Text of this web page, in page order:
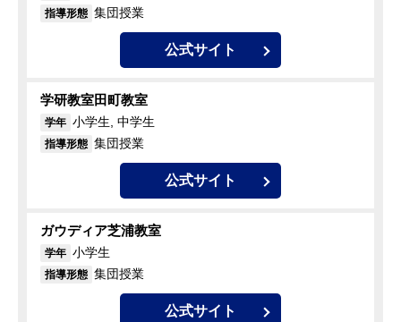
指導形態 集団授業
公式サイト
学研教室田町教室
学年 小学生, 中学生
指導形態 集団授業
公式サイト
ガウディア芝浦教室
学年 小学生
指導形態 集団授業
公式サイト